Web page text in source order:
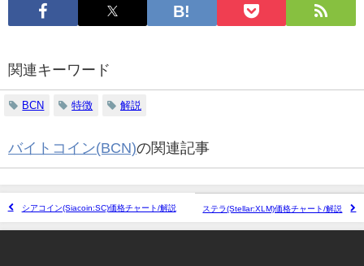
関連キーワード
BCN 特徴 解説
バイトコイン(BCN)の関連記事
シアコイン(Siacoin:SC)価格チャート/解説 ステラ(Stellar:XLM)価格チャート/解説